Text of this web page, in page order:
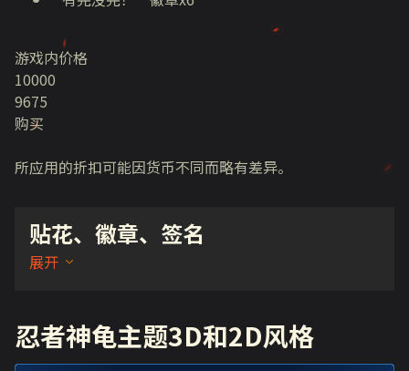
游戏内价格
10000
9675
购买
所应用的折扣可能因货币不同而略有差异。
贴花、徽章、签名
展开
忍者神龟主题3D和2D风格